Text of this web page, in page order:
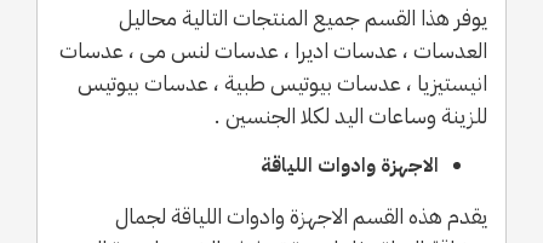
يوفر هذا القسم جميع المنتجات التالية محاليل
العدسات ، عدسات اديرا ، عدسات لنس مى ، عدسات
انيستيزيا ، عدسات بيوتيس طبية ، عدسات بيوتيس
للزينة وساعات اليد لكلا الجنسين .
الاجهزة وادوات اللياقة
يقدم هذه القسم الاجهزة وادوات اللياقة لجمال